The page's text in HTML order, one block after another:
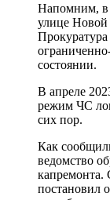
Напомним, в
улице Новой
Прокуратура
состоянии.
В апреле
режим ЧС
сих пор.
Как
ведомство
капремонта.
постановил